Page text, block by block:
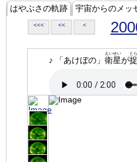
はやぶさの軌跡 宇宙からのメッ
<<< << <
♪ 「あけぼの」 衛星
えいせい
が捉
とら